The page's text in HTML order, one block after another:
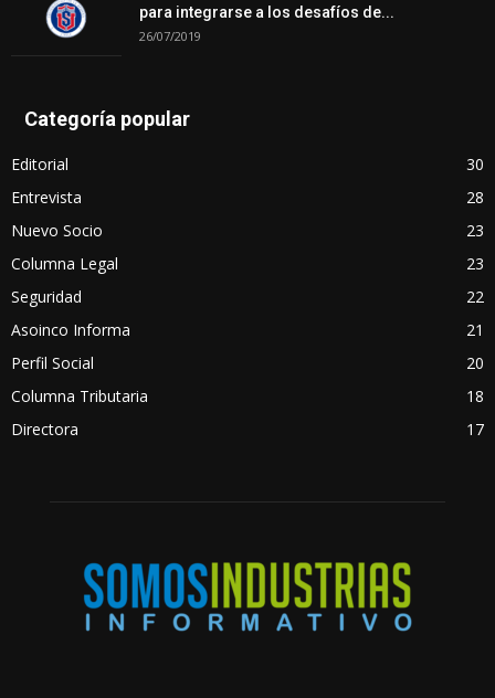
para integrarse a los desafíos de...
26/07/2019
Categoría popular
Editorial
30
Entrevista
28
Nuevo Socio
23
Columna Legal
23
Seguridad
22
Asoinco Informa
21
Perfil Social
20
Columna Tributaria
18
Directora
17